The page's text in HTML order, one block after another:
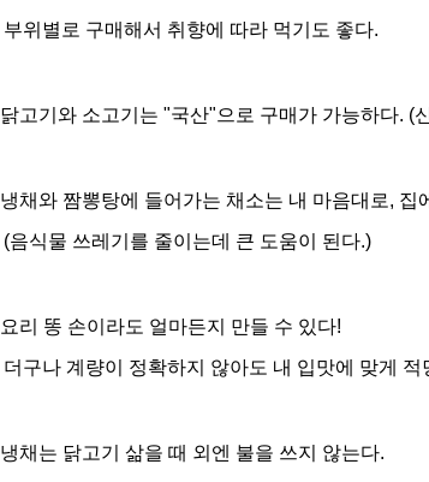
부위별로 구매해서 취향에 따라 먹기도 좋다.
닭고기와 소고기는 "국산"으로 구매가 가능하다. (
냉채와 짬뽕탕에 들어가는 채소는 내 마음대로, 집
(음식물 쓰레기를 줄이는데 큰 도움이 된다.)
요리 똥 손이라도 얼마든지 만들 수 있다!
더구나 계량이 정확하지 않아도 내 입맛에 맞게
냉채는 닭고기 삶을 때 외엔 불을 쓰지 않는다.